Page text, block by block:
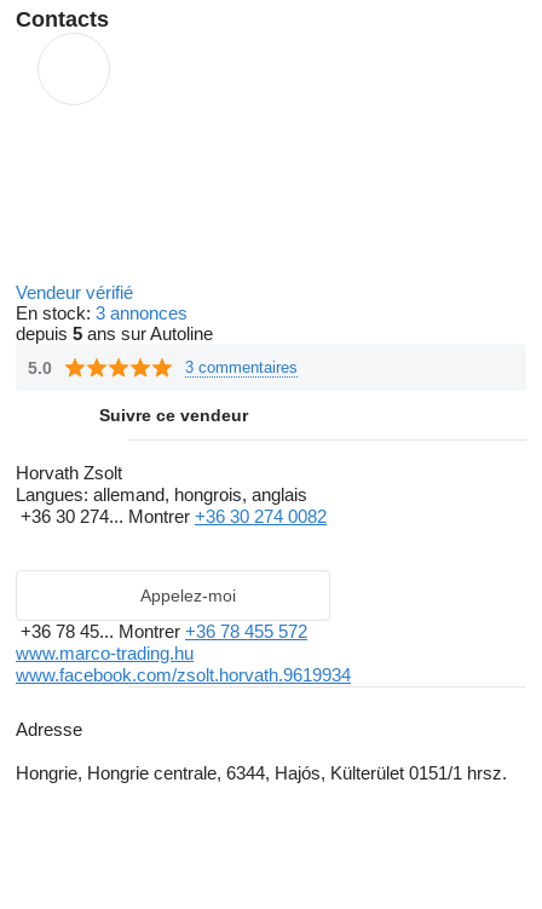
Contacts
Vendeur vérifié
En stock: 3 annonces
depuis 5 ans sur Autoline
5.0 3 commentaires
Suivre ce vendeur
Horvath Zsolt
Langues: allemand, hongrois, anglais
+36 30 274... Montrer +36 30 274 0082
Appelez-moi
+36 78 45... Montrer +36 78 455 572
www.marco-trading.hu
www.facebook.com/zsolt.horvath.9619934
Adresse
Hongrie, Hongrie centrale, 6344, Hajós, Külterület 0151/1 hrsz.